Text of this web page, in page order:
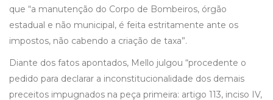
que “a manutenção do Corpo de Bombeiros, órgão
estadual e não municipal, é feita estritamente ante os
impostos, não cabendo a criação de taxa”.
Diante dos fatos apontados, Mello julgou “procedente o
pedido para declarar a inconstitucionalidade dos demais
preceitos impugnados na peça primeira: artigo 113, inciso IV,